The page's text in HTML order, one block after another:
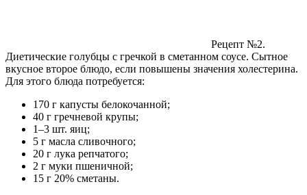
Рецепт №2.
Диетические голубцы с гречкой в сметанном соусе. Сытное
вкусное второе блюдо, если повышены значения холестерина.
Для этого блюда потребуется:
170 г капусты белокочанной;
40 г гречневой крупы;
1–3 шт. яиц;
5 г масла сливочного;
20 г лука репчатого;
2 г муки пшеничной;
15 г 20% сметаны.